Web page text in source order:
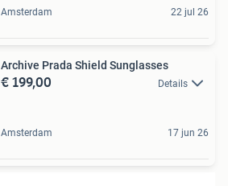
Amsterdam 22 jul 26
Archive Prada Shield Sunglasses
€ 199,00 Details
Amsterdam 17 jun 26